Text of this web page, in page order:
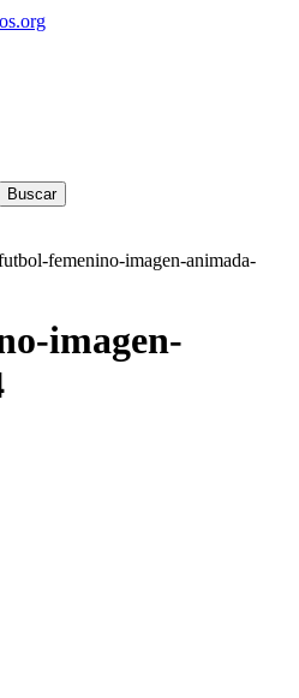
Buscar
femenino-imagen-animada-
imagen-